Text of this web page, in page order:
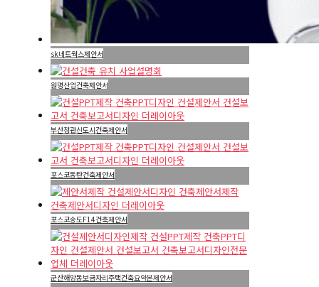
sk네트웍스제안서
원명산업건축제안서
부산정관신도시건축제안서
포스코동탄건축제안서
포스코송도F14건축제안서
군산해망동보금자리주택건축요약본제안서